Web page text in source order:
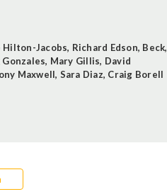
Hilton-Jacobs, Richard Edson, Beck,
Gonzales, Mary Gillis, David
Maxwell, Sara Diaz, Craig Borell